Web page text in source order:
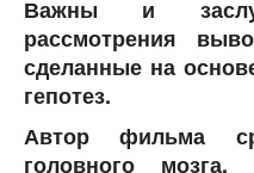
Важны и
рассмотрения
сделанные на
гепотез.
Автор фильма
головного